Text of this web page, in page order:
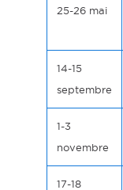
25-26 mai
14-15
septembre
1-3
novembre
17-18